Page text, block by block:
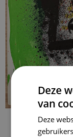
Deze
van
Deze